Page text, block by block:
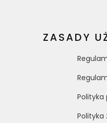
ZASADY
Polityka
Polityka